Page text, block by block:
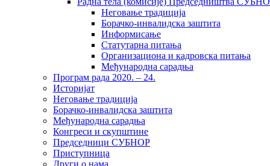
Неговање традиција
Борачко-инвалидска заштита
Информисање
Статутарна питања
Организациона и кадровска питања
Међународна сарадња
Програм рада 2020. – 24.
Историјат
Неговање традиција
Борачко-инвалидска заштита
Међународна сарадња
Конгреси и скупштине
Председници СУБНОР
Приступница